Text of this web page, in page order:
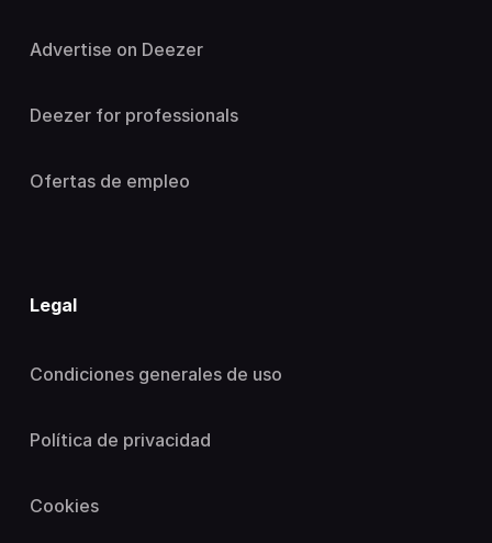
Advertise on Deezer
Deezer for professionals
Ofertas de empleo
Legal
Condiciones generales de uso
Política de privacidad
Cookies